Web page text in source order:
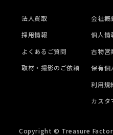
法人買取
採用情報
よくあるご質問
取材・撮影のご依頼
会社概
個人情
古物営
保有個
利用規
カスタ
Copyright © Treasure